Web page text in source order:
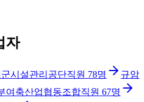
자
시설관리공단직원 78명
규암
여축산업협동조합직원 67명